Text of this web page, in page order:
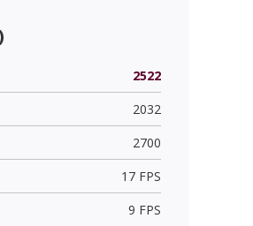
2522
2032
2700
17 FPS
9 FPS